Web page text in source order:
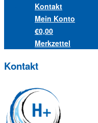
Kontakt
Mein Konto
€0,00
Merkzettel
Kontakt